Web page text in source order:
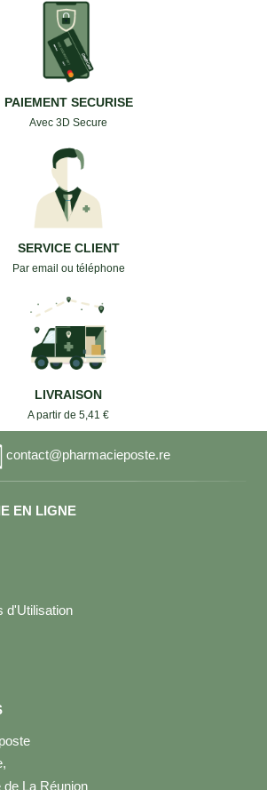
PAIEMENT SECURISE
Avec 3D Secure
SERVICE CLIENT
Par email ou téléphone
LIVRAISON
A partir de 5,41 €
contact@pharmacieposte.re
EN LIGNE
d'Utilisation
de La Réunion